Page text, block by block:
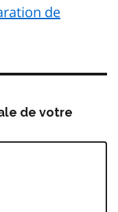
de
de votre